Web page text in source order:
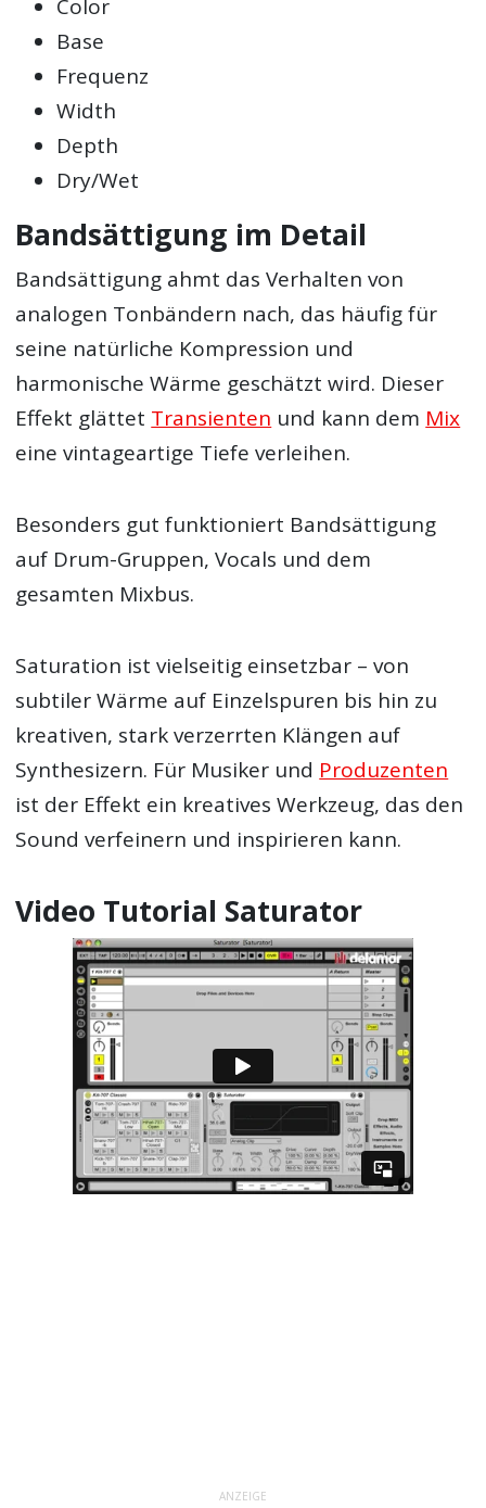
Color
Base
Frequenz
Width
Depth
Dry/Wet
Bandsättigung im Detail
Bandsättigung ahmt das Verhalten von
analogen Tonbändern nach, das häufig für
seine natürliche Kompression und
harmonische Wärme geschätzt wird. Dieser
Effekt glättet Transienten und kann dem Mix
eine vintageartige Tiefe verleihen.
Besonders gut funktioniert Bandsättigung
auf Drum-Gruppen, Vocals und dem
gesamten Mixbus.
Saturation ist vielseitig einsetzbar – von
subtiler Wärme auf Einzelspuren bis hin zu
kreativen, stark verzerrten Klängen auf
Synthesizern. Für Musiker und Produzenten
ist der Effekt ein kreatives Werkzeug, das den
Sound verfeinern und inspirieren kann.
Video Tutorial Saturator
ANZEIGE